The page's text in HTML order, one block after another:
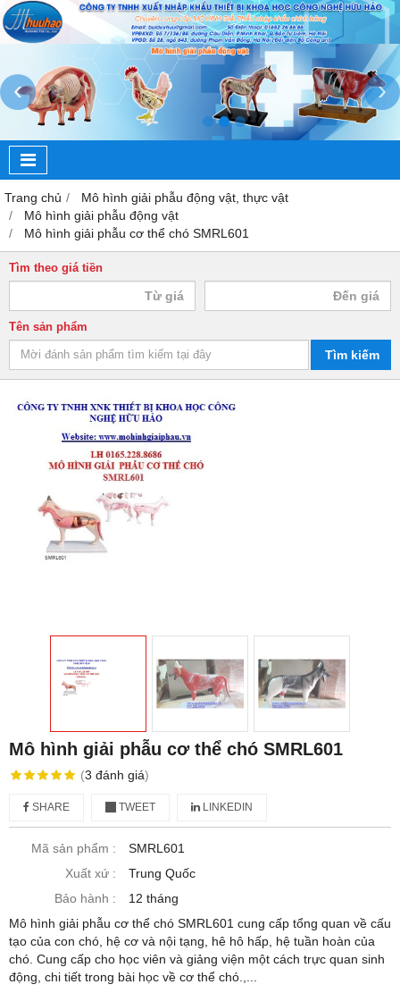
‹ ›
Trang chủ
Mô hình giải phẫu động vật, thực vật
Mô hình giải phẫu động vật
Mô hình giải phẫu cơ thể chó SMRL601
Tìm theo giá tiền
Tên sản phẩm
Tìm kiếm
Mô hình giải phẫu cơ thể chó SMRL601
(3 đánh giá)
SHARE TWEET LINKEDIN
Mã sản phẩm :
SMRL601
Xuất xứ :
Trung Quốc
Bảo hành :
12 tháng
Mô hình giải phẫu cơ thể chó SMRL601 cung cấp tổng quan về cấu
tạo của con chó, hệ cơ và nội tạng, hê hô hấp, hệ tuần hoàn của
chó. Cung cấp cho học viên và giảng viện một cách trực quan sinh
động, chi tiết trong bài học về cơ thể chó.,...